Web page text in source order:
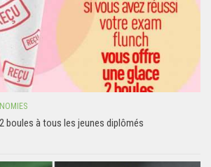
boules à tous les jeunes diplômés